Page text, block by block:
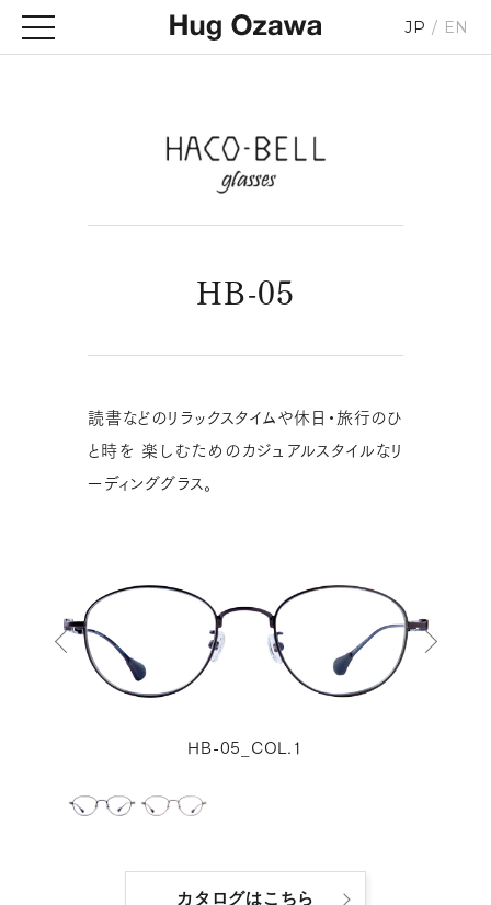
JP EN
HB-05
読書などのリラックスタイムや休日・旅行のひ
と時を 楽しむためのカジュアルスタイルなリ
ーディンググラス。
HB-05_COL.1
カタログはこちら